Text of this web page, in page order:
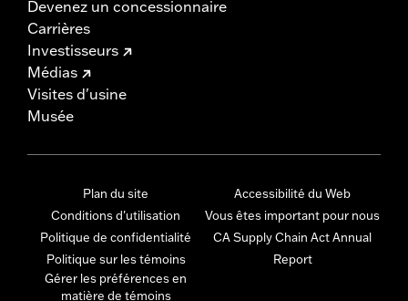
Devenez un concessionnaire
Carrières
Investisseurs
Médias
Visites d'usine
Musée
Plan du site
Conditions d'utilisation
Politique de confidentialité
Politique sur les témoins
Gérer les préférences en
matière de témoins
Accessibilité du Web
Vous êtes important pour nous
CA Supply Chain Act Annual
Report